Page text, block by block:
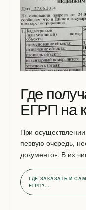
Где
ЕГРП на
При
первую очередь,
документов. В их
ГДЕ ЗАКАЗАТЬ И
ЕГРП?…